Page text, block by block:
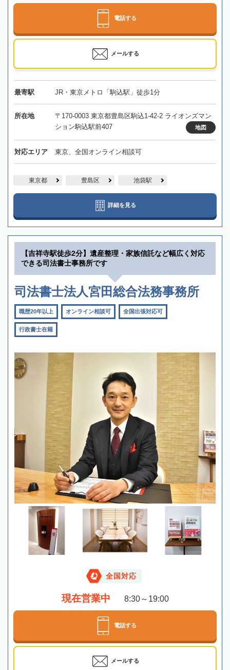
電話する
メールする
最寄駅 JR・東京メトロ「駒込駅」徒歩1分
所在地
〒170-0003 東京都豊島区駒込1-42-2 ライオンズマン
ション駒込駅前407
地図
対応エリア 東京、全国オンライン相談可
東京都 豊島区 池袋駅
詳細を見る
【吉祥寺駅徒歩2分】遺産整理・家族信託など幅広く対応
できる司法書士事務所です
司法書士法人宮田総合法務事務所
職歴20年以上 オンライン相談可 全国出張対応可
行政書士在籍
全国対応
現在営業中 8:30～19:00
電話する
メールする